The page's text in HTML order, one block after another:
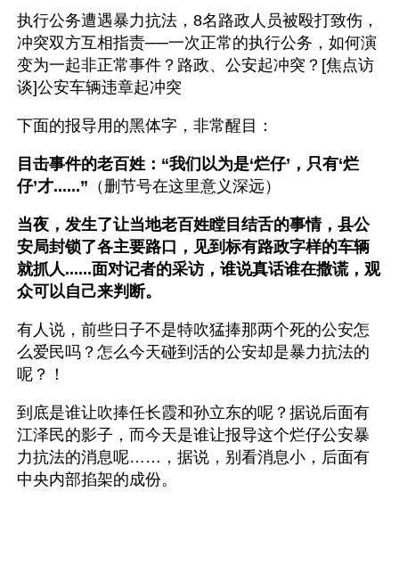
执行公务遭遇暴力抗法，8名路政人员被殴打致伤，
冲突双方互相指责──一次正常的执行公务，如何演
变为一起非正常事件？路政、公安起冲突？[焦点访
谈]公安车辆违章起冲突
下面的报导用的黑体字，非常醒目：
目击事件的老百姓：“我们以为是‘烂仔’，只有‘烂
仔’才......” （删节号在这里意义深远）
当夜，发生了让当地老百姓瞠目结舌的事情，县公
安局封锁了各主要路口，见到标有路政字样的车辆
就抓人......面对记者的采访，谁说真话谁在撒谎，观
众可以自己来判断。
有人说，前些日子不是特吹猛捧那两个死的公安怎
么爱民吗？怎么今天碰到活的公安却是暴力抗法的
呢？！
到底是谁让吹捧任长霞和孙立东的呢？据说后面有
江泽民的影子，而今天是谁让报导这个烂仔公安暴
力抗法的消息呢……，据说，别看消息小，后面有
中央内部掐架的成份。